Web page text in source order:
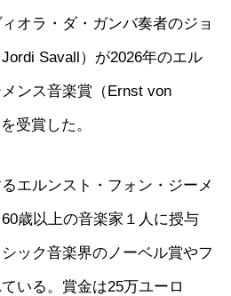
オラ・ダ・ガンバ奏者のジョ
Savall）が2026年のエル
ンス音楽賞（Ernst von
受賞した。
エルンスト・フォン・ジーメ
歳以上の音楽家１人に授与
ック音楽界のノーベル賞やフ
いる。賞金は25万ユーロ